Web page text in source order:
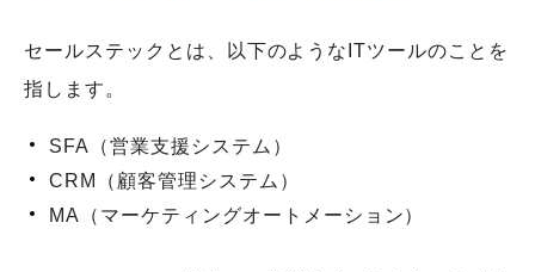
セールステックとは、以下のようなITツールのことを
指します。
SFA（営業支援システム）
CRM（顧客管理システム）
MA（マーケティングオートメーション）